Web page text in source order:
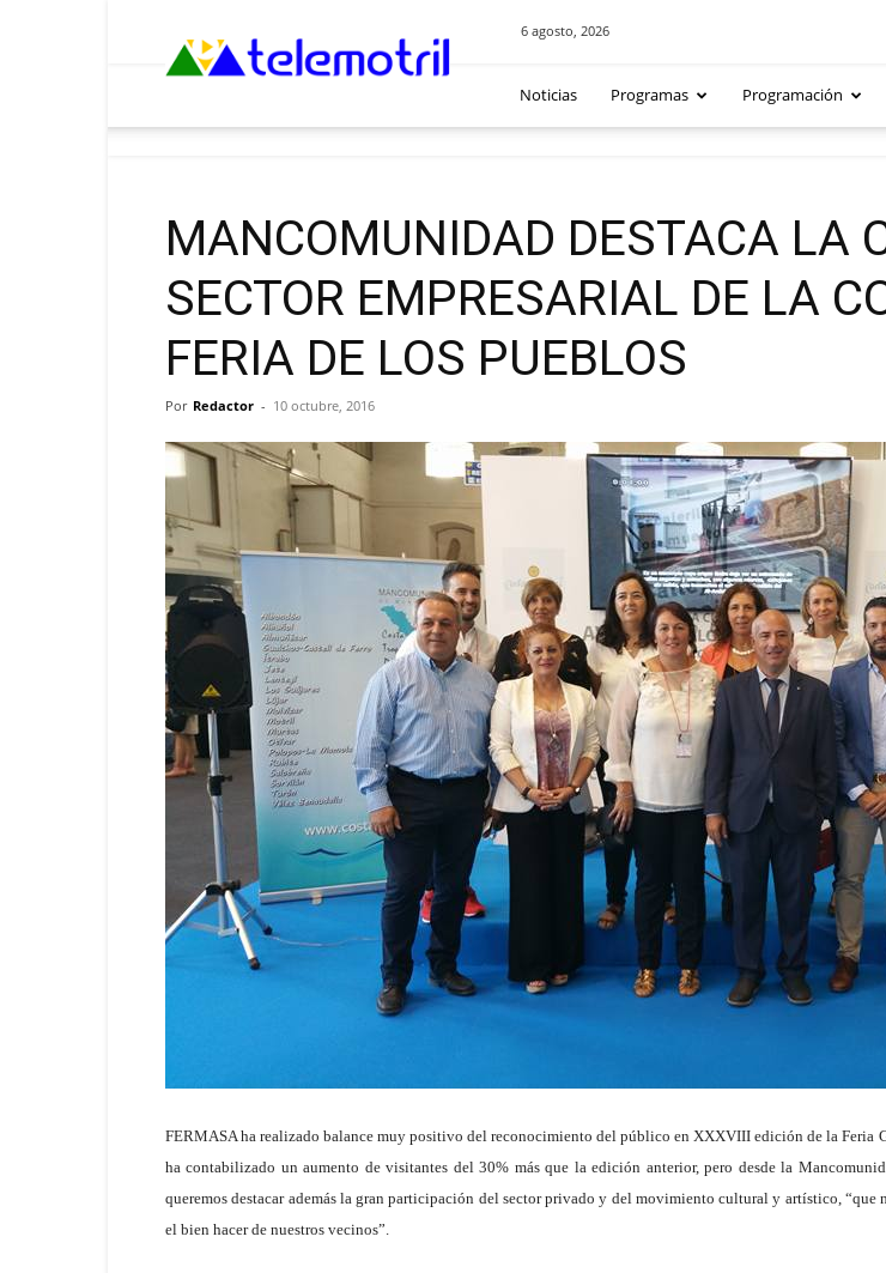
6 agosto, 2026
Noticias Programas Programación
MANCOMUNIDAD DESTACA LA
SECTOR EMPRESARIAL DE LA
FERIA DE LOS PUEBLOS
Por Redactor - 10 octubre, 2016
FERMASA ha realizado balance muy positivo del reconocimiento del público en XXXVIII edición de la Feria
ha contabilizado un aumento de visitantes del 30% más que la edición anterior, pero desde la
queremos destacar además la gran participación del sector privado y del movimiento cultural y artístico,
el bien hacer de nuestros vecinos”.